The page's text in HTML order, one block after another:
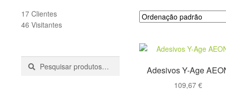
Adesivos Y-Age
109,67€
17 Clientes
46 Visitantes
Pesquisar
Pesquisa